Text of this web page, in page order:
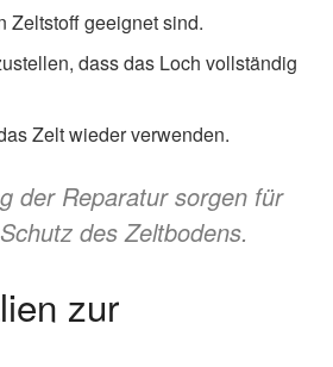
Zeltstoff geeignet sind.
dass das Loch vollständig
Zelt wieder verwenden.
der Reparatur sorgen für
des Zeltbodens.
zur